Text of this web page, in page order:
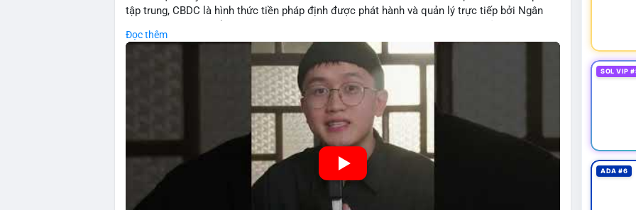
tập trung, CBDC là hình thức tiền pháp định được phát hành và quản lý trực tiếp bởi Ngân
tiền tệ. Việc triển khai CBDC hứa hẹn sẽ thay đổi diện mạo của hạ tầng tài chính truyền
thống, mang lại sự tiện lợi trong giao dịch nhưng cũng đặt ra nhiều thách thức về quyền
Đọc thêm
SOL VIP
ADA #6